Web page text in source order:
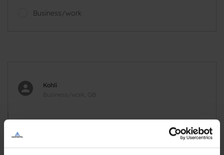
Business/work
Kohli
Business/work, GB